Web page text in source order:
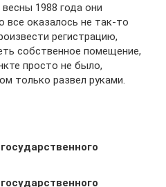
1988 года они
все оказалось не так-то
регистрацию,
собственное помещение,
просто не было,
только развел руками.